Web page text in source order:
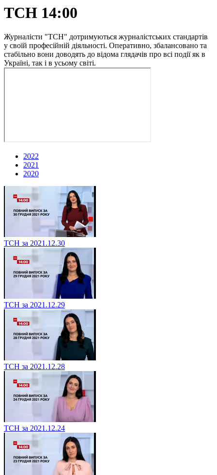
ТСН 14:00
Журналісти "ТСН" дотримуються журналістських стандартів
у своїй професійній діяльності. Оперативно, збалансовано та
стабільно вони доводять до відома глядачів про всі події як в
Україні, так і в усьому світі.
2022
2021
2020
ТСН за 2021.12.30
ТСН за 2021.12.29
ТСН за 2021.12.28
ТСН за 2021.12.24